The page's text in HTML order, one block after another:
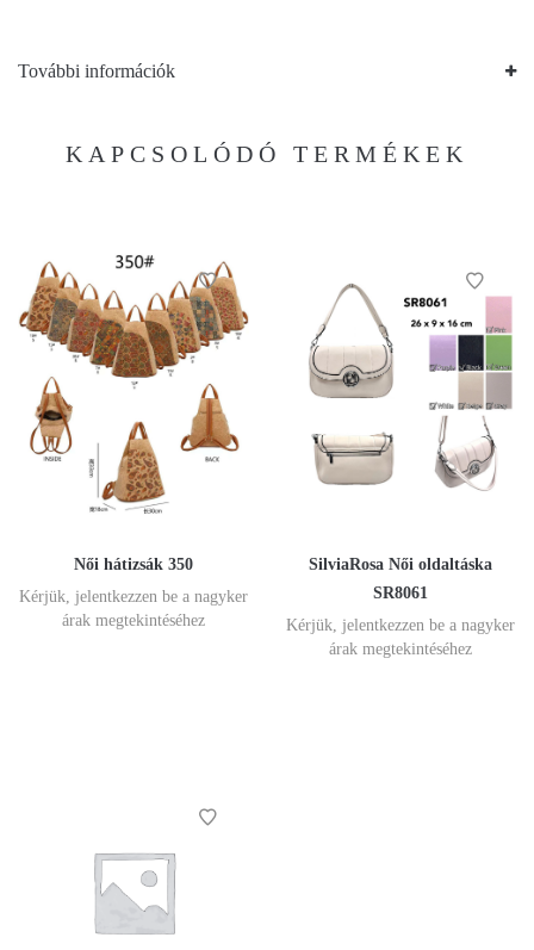
További információk
KAPCSOLÓDÓ TERMÉKEK
Női hátizsák 350
Kérjük, jelentkezzen be a nagyker
árak megtekintéséhez
SilviaRosa Női oldaltáska
SR8061
Kérjük, jelentkezzen be a nagyker
árak megtekintéséhez